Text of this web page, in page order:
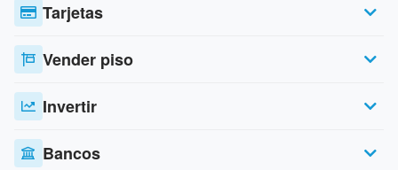
Tarjetas
Vender piso
Invertir
Bancos